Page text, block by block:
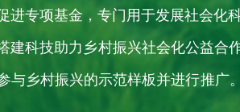
专项基金，专门用于发展社会化科
建科技助力乡村振兴社会化公益合
乡村振兴的示范样板并进行推广